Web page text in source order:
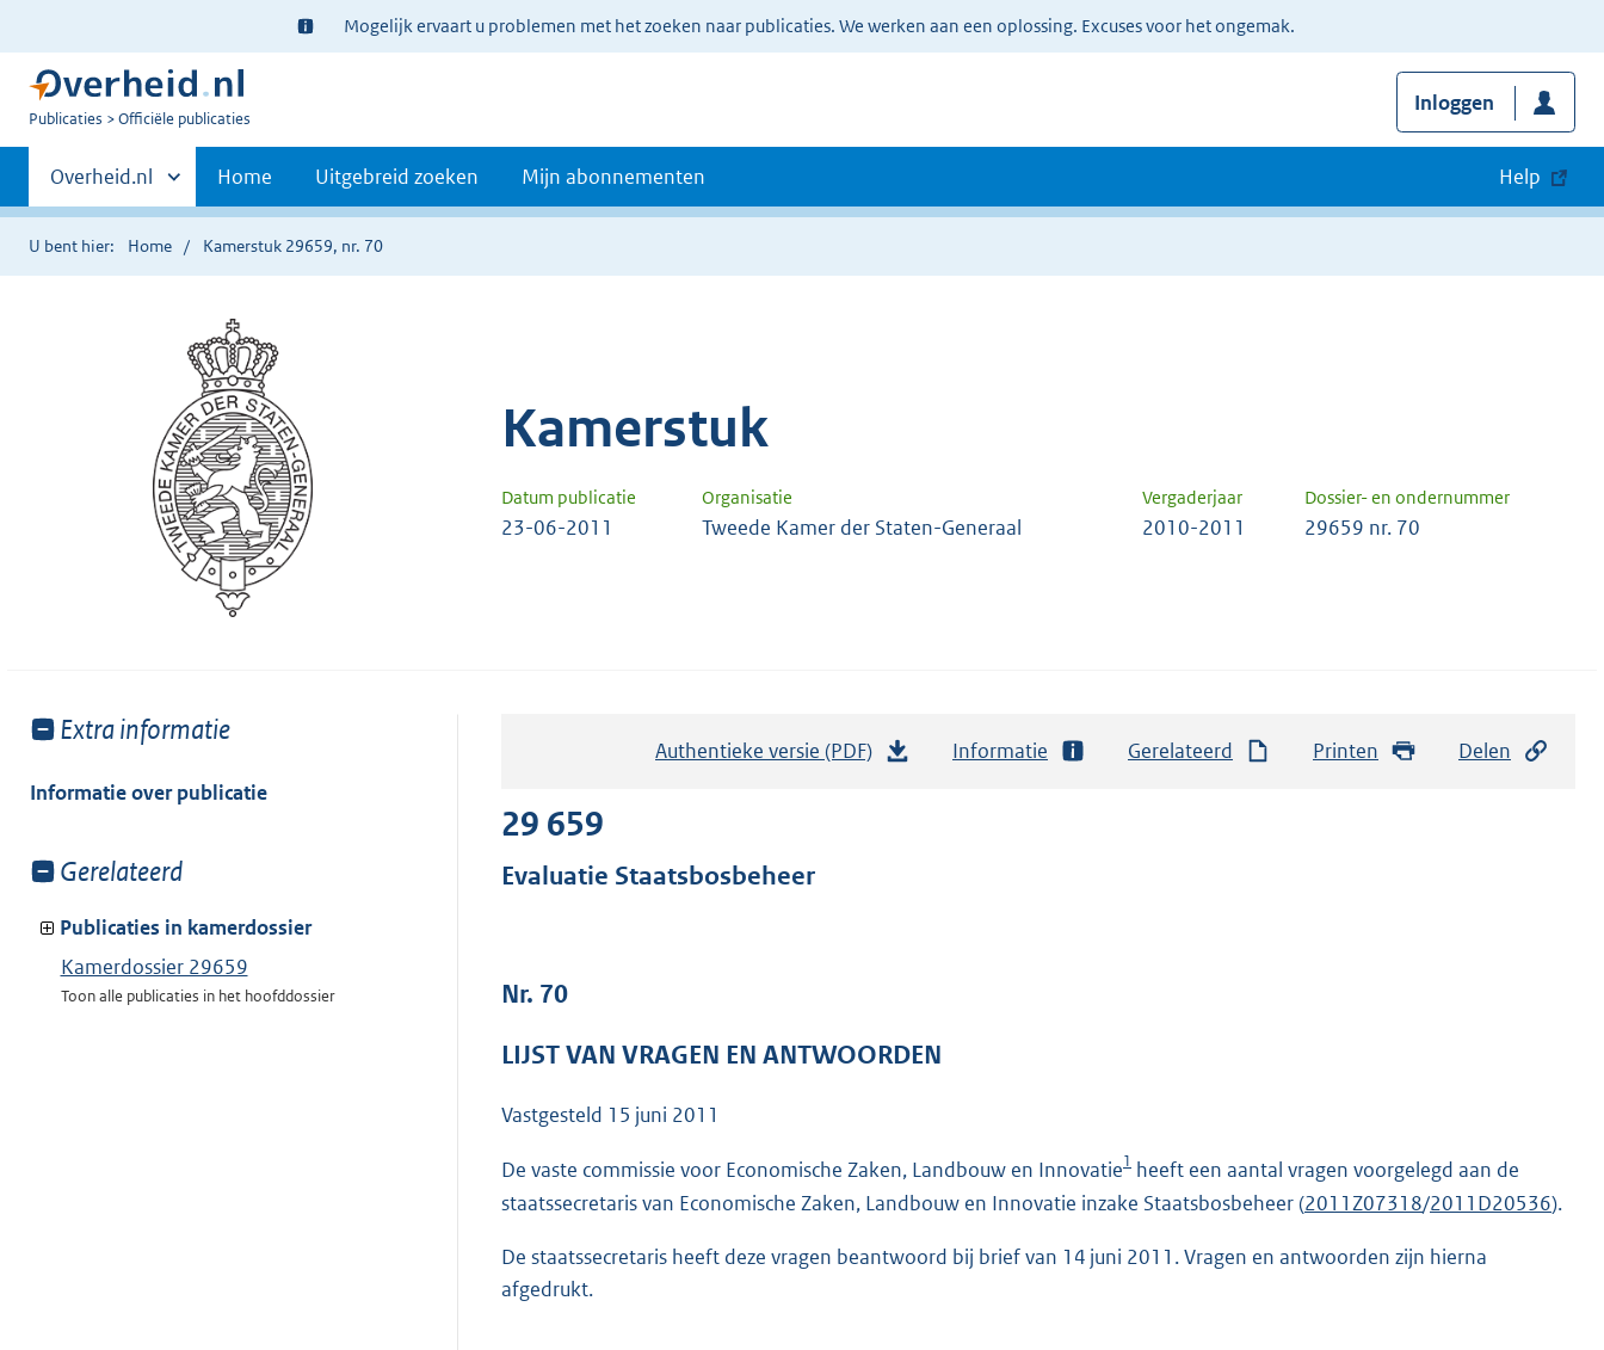
Ter
informatie:
Mogelijk ervaart u problemen met het zoeken naar publicaties. We werken aan een oplossing. Excuses voor het ongemak.
U
Publicaties Officiële publicaties
Inloggen
Primaire
navigatie
Andere
sites
binnen
Overheid.nl Home Uitgebreid zoeken Mijn abonnementen Help
U bent hier: Home Kamerstuk 29659, nr. 70
Kamerstuk
Datum publicatie Organisatie Vergaderjaar Dossier- en ondernummer
23-06-2011 Tweede Kamer der Staten-Generaal 2010-2011 29659 nr. 70
Toon
van:
Extra informatie
Informatie over publicatie
Toon
van:
Gerelateerd
Publicaties in kamerdossier
Kamerdossier 29659
Toon alle publicaties in het hoofddossier
Authentieke versie (PDF)
r
t
e
5
Informatie Gerelateerd Printen Delen
29 659
Evaluatie Staatsbosbeheer
Nr. 70
LIJST VAN VRAGEN EN ANTWOORDEN
Vastgesteld 15 juni 2011
De vaste commissie voor Economische Zaken, Landbouw en Innovatie1 heeft een aantal vragen voorgelegd aan de
staatssecretaris van Economische Zaken, Landbouw en Innovatie inzake Staatsbosbeheer (2011Z07318/2011D20536).
De staatssecretaris heeft deze vragen beantwoord bij brief van 14 juni 2011. Vragen en antwoorden zijn hierna
afgedrukt.